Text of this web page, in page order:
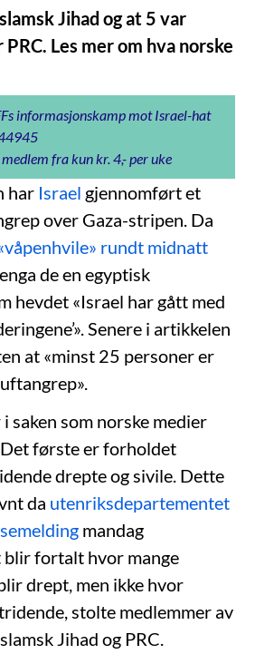
Jihad og at 5 var
Les mer om hva norske
informasjonskamp mot Israel-hat
fra kun kr. 4,- per uke
har Israel gjennomført et
over Gaza-stripen. Da
rundt midnatt
de en egyptisk
hevdet «Israel har gått med
Senere i artikkelen
at «minst 25 personer er
saken som norske medier
første er forholdet
drepte og sivile. Dette
da utenriksdepartementet
mandag
fortalt hvor mange
drept, men ikke hvor
stolte medlemmer av
Jihad og PRC.